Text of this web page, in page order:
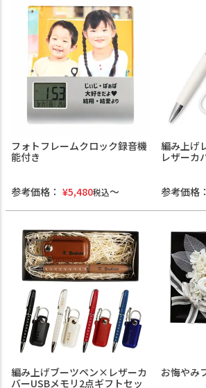
フォトフレームクロック録音機
能付き
参考価格： ¥5,480税込
編み上げ
レザーカ
参考価格：
編み上げブーツペン×レザーカ
バーUSBメモリ2点ギフトセッ
お悔やみ